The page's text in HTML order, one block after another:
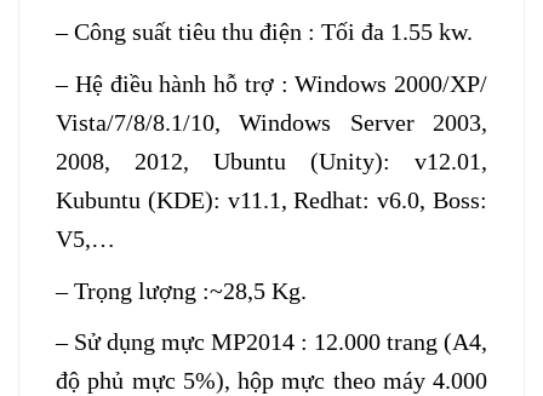
– Công suất tiêu thu điện : Tối đa 1.55 kw.
– Hệ điều hành hỗ trợ : Windows 2000/XP/
Vista/7/8/8.1/10, Windows Server 2003,
2008, 2012, Ubuntu (Unity): v12.01,
Kubuntu (KDE): v11.1, Redhat: v6.0, Boss:
V5,…
– Trọng lượng :~28,5 Kg.
– Sử dụng mực MP2014 : 12.000 trang (A4,
độ phủ mực 5%), hộp mực theo máy 4.000